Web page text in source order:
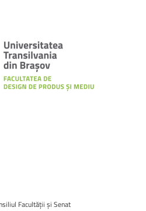
Facultății și Senat